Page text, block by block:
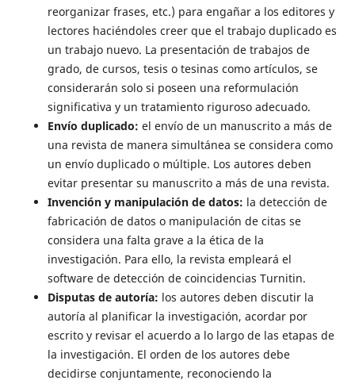
reorganizar frases, etc.) para engañar a los editores y
lectores haciéndoles creer que el trabajo duplicado es
un trabajo nuevo. La presentación de trabajos de
grado, de cursos, tesis o tesinas como artículos, se
considerarán solo si poseen una reformulación
significativa y un tratamiento riguroso adecuado.
Envío duplicado: el envío de un manuscrito a más de
una revista de manera simultánea se considera como
un envío duplicado o múltiple. Los autores deben
evitar presentar su manuscrito a más de una revista.
Invención y manipulación de datos: la detección de
fabricación de datos o manipulación de citas se
considera una falta grave a la ética de la
investigación. Para ello, la revista empleará el
software de detección de coincidencias Turnitin.
Disputas de autoría: los autores deben discutir la
autoría al planificar la investigación, acordar por
escrito y revisar el acuerdo a lo largo de las etapas de
la investigación. El orden de los autores debe
decidirse conjuntamente, reconociendo la